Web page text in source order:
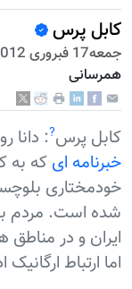
کابل پرس
جمعه17 فبروری 2012
همرسانی
کابل پرس?: دانا
خبرنامه ای که به
خودمختاری
شده است. مردم
ایران و در
اما ارتباط ارگانیک